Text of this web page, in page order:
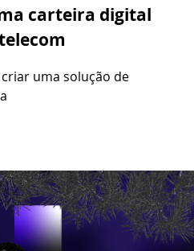
uma solução de